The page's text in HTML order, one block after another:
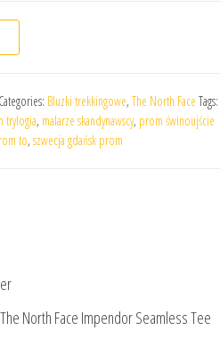
Categories: Bluzki trekkingowe, The North Face Tags:
trylogia, malarze skandynawscy, prom świnoujście
to, szwecja gdańsk prom
North Face Impendor Seamless Tee